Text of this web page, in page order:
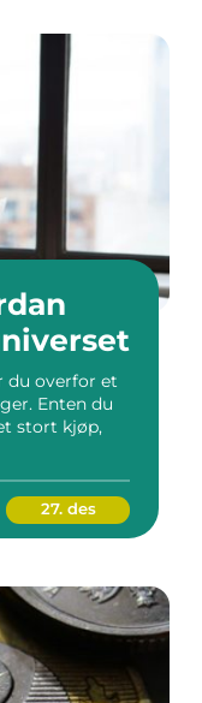
du overfor et
Enten du
stort kjøp,
27. des